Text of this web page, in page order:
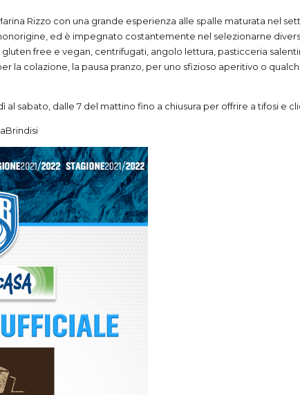
Rizzo con una grande esperienza alle spalle maturata nel
ed è impegnato costantemente nel selezionarne
free e vegan, centrifugati, angolo lettura, pasticceria
la colazione, la pausa pranzo, per uno sfizioso aperitivo o
sabato, dalle 7 del mattino fino a chiusura per offrire a tifosi e